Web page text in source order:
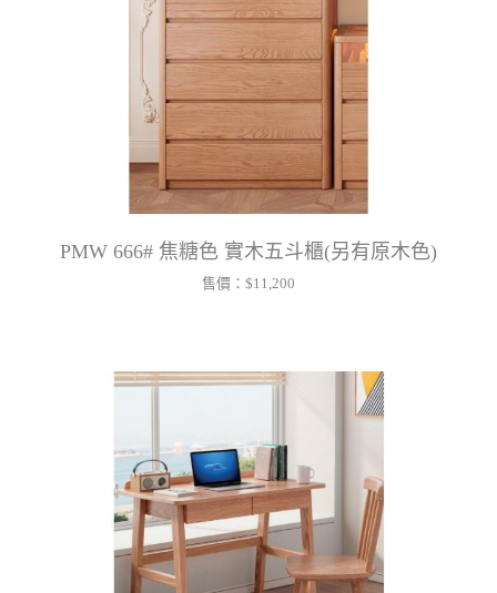
PMW 666# 焦糖色 實木五斗櫃(另有原木色)
售價： $11,200